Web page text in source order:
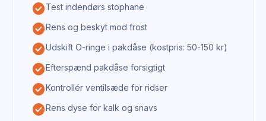
check_circleTest indendørs stophane
check_circleRens og beskyt mod frost
check_circleUdskift O-ringe i pakdåse (kostpris: 50-150 kr)
check_circleEfterspænd pakdåse forsigtigt
check_circleKontrollér ventilsæde for ridser
check_circleRens dyse for kalk og snavs